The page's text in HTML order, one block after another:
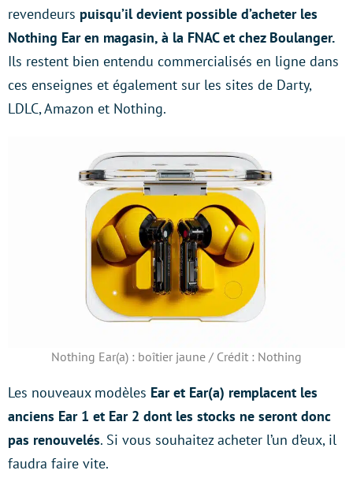
revendeurs puisqu’il devient possible d’acheter les
Nothing Ear en magasin, à la FNAC et chez Boulanger.
Ils restent bien entendu commercialisés en ligne dans
ces enseignes et également sur les sites de Darty,
LDLC, Amazon et Nothing.
Nothing Ear(a) : boîtier jaune / Crédit : Nothing
Les nouveaux modèles Ear et Ear(a) remplacent les
anciens Ear 1 et Ear 2 dont les stocks ne seront donc
pas renouvelés. Si vous souhaitez acheter l’un d’eux, il
faudra faire vite.